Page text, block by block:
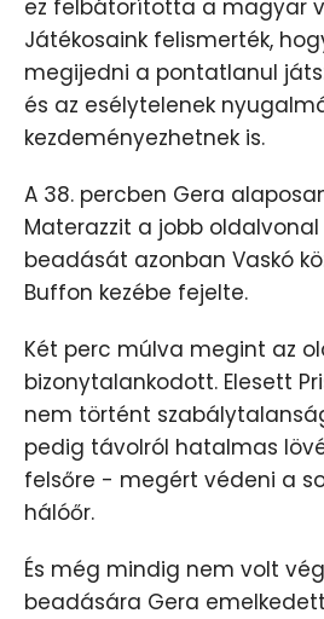
ez felbátorította a magyar
Játékosaink felismerték,
megijedni a pontatlanul
és az esélytelenek
kezdeményezhetnek is.
A 38. percben Gera
Materazzit a jobb
beadását azonban Vaskó
Buffon kezébe fejelte.
Két perc múlva megint az
bizonytalankodott. Elesett
nem történt
pedig távolról hatalmas
felsőre - megért védeni a
hálóőr.
És még mindig nem volt
beadására Gera